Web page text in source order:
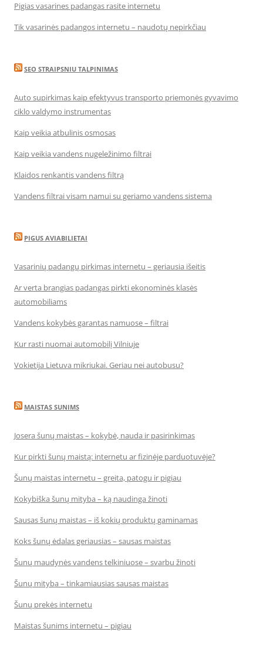
Pigias vasarines padangas rasite internetu
Tik vasarinės padangos internetu – naudotų nepirkčiau
SEO STRAIPSNIU TALPINIMAS
Auto supirkimas kaip efektyvus transporto priemonės gyvavimo
ciklo valdymo instrumentas
Kaip veikia atbulinis osmosas
Kaip veikia vandens nugeležinimo filtrai
Klaidos renkantis vandens filtrą
Vandens filtrai visam namui su geriamo vandens sistema
PIGUS AVIABILIETAI
Vasarinių padangų pirkimas internetu – geriausia išeitis
Ar verta brangias padangas pirkti ekonominės klasės
automobiliams
Vandens kokybės garantas namuose – filtrai
Kur rasti nuomai automobilį Vilniuje
Vokietija Lietuva mikriukai. Geriau nei autobusu?
MAISTAS SUNIMS
Josera šunų maistas – kokybė, nauda ir pasirinkimas
Kur pirkti šunų maistą: internetu ar fizinėje parduotuvėje?
Šunų maistas internetu – greita, patogu ir pigiau
Kokybiška šunų mityba – ką naudinga žinoti
Sausas šunų maistas – iš kokių produktų gaminamas
Koks šunų ėdalas geriausias – sausas maistas
Šunų maudynės vandens telkiniuose – svarbu žinoti
Šunų mityba – tinkamiausias sausas maistas
Šunų prekės internetu
Maistas šunims internetu – pigiau